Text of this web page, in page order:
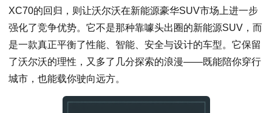
XC70的回归，则让沃尔沃在新能源豪华SUV市场上进一步
强化了竞争优势。它不是那种靠噱头出圈的新能源SUV，而
是一款真正平衡了性能、智能、安全与设计的车型。它保留
了沃尔沃的理性，又多了几分探索的浪漫——既能陪你穿行
城市，也能载你驶向远方。